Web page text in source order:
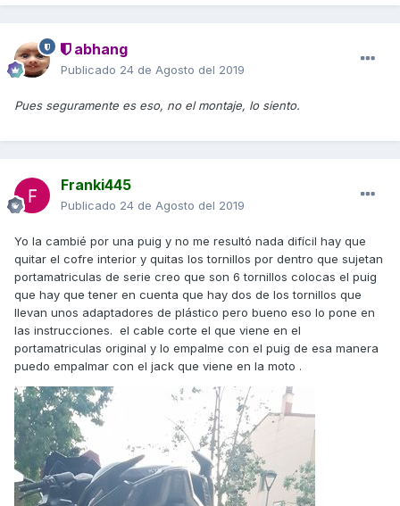
abhang
Publicado 24 de Agosto del 2019
Pues seguramente es eso, no el montaje, lo siento.
Franki445
Publicado 24 de Agosto del 2019
Yo la cambié por una puig y no me resultó nada difícil hay que
quitar el cofre interior y quitas los tornillos por dentro que sujetan
portamatriculas de serie creo que son 6 tornillos colocas el puig
que hay que tener en cuenta que hay dos de los tornillos que
llevan unos adaptadores de plástico pero bueno eso lo pone en
las instrucciones. el cable corte el que viene en el
portamatriculas original y lo empalme con el puig de esa manera
puedo empalmar con el jack que viene en la moto .